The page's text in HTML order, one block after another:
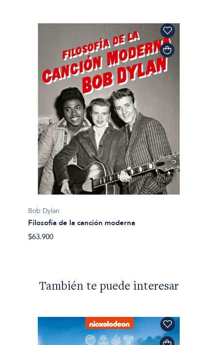
Bob Dylan
Filosofía de la canción moderna
$63.900
También te puede interesar